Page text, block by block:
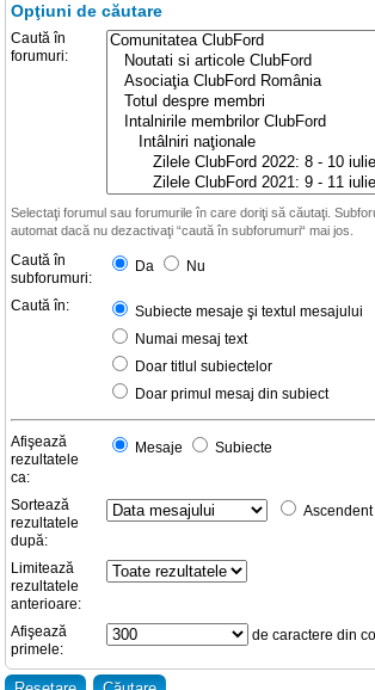
Opţiuni de căutare
Caută în
forumuri:
Selectaţi forumul sau forumurile în care doriţi să căutaţi.
automat dacă nu dezactivaţi “caută în subforumuri“ mai jos.
Caută în
subforumuri:
Da Nu
Caută în:
Subiecte mesaje şi textul mesajului
Numai mesaj text
Doar titlul subiectelor
Doar primul mesaj din subiect
Afişează
rezultatele
ca:
Mesaje Subiecte
Sortează
rezultatele
după:
Ascendent
Limitează
rezultatele
anterioare:
Afişează
primele:
de caractere din